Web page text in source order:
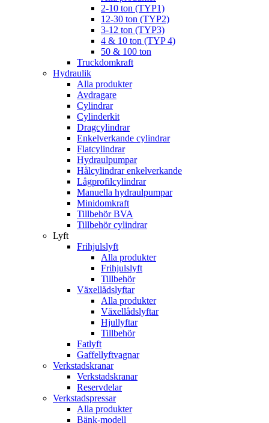
2-10 ton (TYP1)
12-30 ton (TYP2)
3-12 ton (TYP3)
4 & 10 ton (TYP 4)
50 & 100 ton
Truckdomkraft
Hydraulik
Alla produkter
Avdragare
Cylindrar
Cylinderkit
Dragcylindrar
Enkelverkande cylindrar
Flatcylindrar
Hydraulpumpar
Hålcylindrar enkelverkande
Lågprofilcylindrar
Manuella hydraulpumpar
Minidomkraft
Tillbehör BVA
Tillbehör cylindrar
Lyft
Frihjulslyft
Alla produkter
Frihjulslyft
Tillbehör
Växellådslyftar
Alla produkter
Växellådslyftar
Hjullyftar
Tillbehör
Fatlyft
Gaffellyftvagnar
Verkstadskranar
Verkstadskranar
Reservdelar
Verkstadspressar
Alla produkter
Bänk-modell